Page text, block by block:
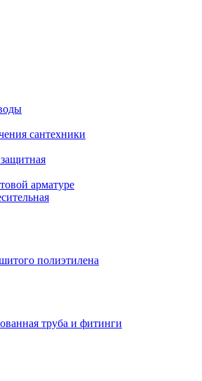
сантехники
арматуре
полиэтилена
труба и фитинги